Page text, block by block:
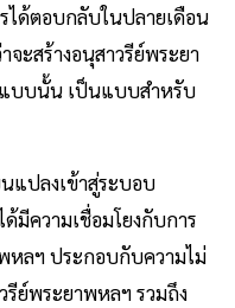
ได้ตอบกลับในปลายเดือน
ะสร้างอนุสาวรีย์พระยา
บบนั้น เป็นแบบสำหรับ
นแปลงเข้าสู่ระบอบ
มีความเชื่อมโยงกับการ
หลฯ ประกอบกับความไม่
รีย์พระยาพหลฯ รวมถึง